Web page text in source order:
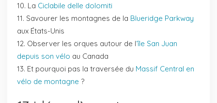
La Ciclabile delle dolomiti
Savourer les montagnes de la Blueridge Parkway
aux États-Unis
Observer les orques autour de l‘île San Juan
depuis son vélo au Canada
Et pourquoi pas la traversée du Massif Central en
vélo de montagne ?